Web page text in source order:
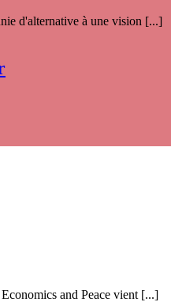
d'alternative à une vision [...]
and Peace vient [...]